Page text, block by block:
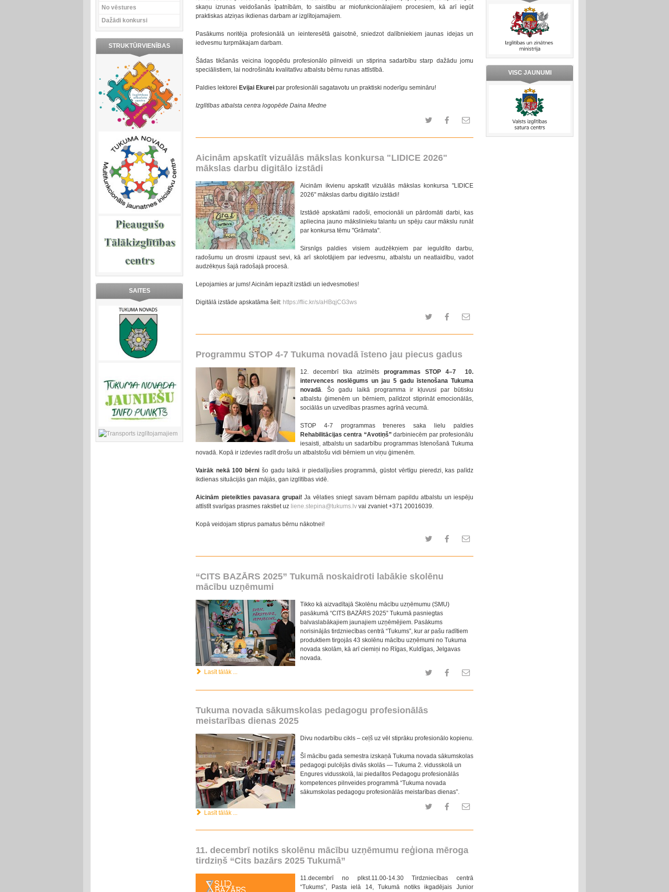
skaņu izrunas veidošanās īpatnībām, to saistību ar miofunkcionālajiem procesiem, kā arī iegūt
praktiskas atziņas ikdienas darbam ar izglītojamajiem.
Pasākums noritēja profesionālā un ieinteresētā gaisotnē, sniedzot dalībniekiem jaunas idejas un
iedvesmu turpmākajam darbam.
Šādas tikšanās veicina logopēdu profesionālo pilnveidi un stiprina sadarbību starp dažādu jomu
speciālistiem, lai nodrošinātu kvalitatīvu atbalstu bērnu runas attīstībā.
Paldies lektorei Evijai Ekurei par profesionāli sagatavotu un praktiski noderīgu semināru!
Izglītības atbalsta centra logopēde Daina Medne
Aicinām apskatīt vizuālās mākslas konkursa "LIDICE 2026"
mākslas darbu digitālo izstādi
Aicinām ikvienu apskatīt vizuālās mākslas konkursa "LIDICE
2026" mākslas darbu digitālo izstādi!
Izstādē apskatāmi radoši, emocionāli un pārdomāti darbi, kas
apliecina jauno mākslinieku talantu un spēju caur mākslu runāt
par konkursa tēmu "Grāmata".
Sirsnīgs paldies visiem audzēkņiem par ieguldīto darbu,
radošumu un drosmi izpaust sevi, kā arī skolotājiem par iedvesmu, atbalstu un neatlaidību, vadot
audzēkņus šajā radošajā procesā.
Lepojamies ar jums! Aicinām iepazīt izstādi un iedvesmoties!
Digitālā izstāde apskatāma šeit: https://flic.kr/s/aHBqjCG3ws
Programmu STOP 4-7 Tukuma novadā īsteno jau piecus gadus
12. decembrī tika atzīmēts programmas STOP 4–7 10.
intervences noslēgums un jau 5 gadu īstenošana Tukuma
novadā. Šo gadu laikā programma ir kļuvusi par būtisku
atbalstu ģimenēm un bērniem, palīdzot stiprināt emocionālās,
sociālās un uzvedības prasmes agrīnā vecumā.
STOP 4-7 programmas treneres saka lielu paldies
Rehabilitācijas centra “Avotiņš” darbiniecēm par profesionālu
iesaisti, atbalstu un sadarbību programmas īstenošanā Tukuma
novadā. Kopā ir izdevies radīt drošu un atbalstošu vidi bērniem un viņu ģimenēm.
Vairāk nekā 100 bērni šo gadu laikā ir piedalījušies programmā, gūstot vērtīgu pieredzi, kas palīdz
ikdienas situācijās gan mājās, gan izglītības vidē.
Aicinām pieteikties pavasara grupai! Ja vēlaties sniegt savam bērnam papildu atbalstu un iespēju
attīstīt svarīgas prasmes rakstiet uz liene.stepina@tukums.lv vai zvaniet +371 20016039.
Kopā veidojam stiprus pamatus bērnu nākotnei!
“CITS BAZĀRS 2025” Tukumā noskaidroti labākie skolēnu
mācību uzņēmumi
Tikko kā aizvadītajā Skolēnu mācību uzņēmumu (SMU)
pasākumā “CITS BAZĀRS 2025” Tukumā pasniegtas
balvaslabākajiem jaunajiem uzņēmējiem. Pasākums
norisinājās tirdzniecības centrā “Tukums”, kur ar pašu radītiem
produktiem tirgojās 43 skolēnu mācību uzņēmumi no Tukuma
novada skolām, kā arī ciemiņi no Rīgas, Kuldīgas, Jelgavas
novada.
Lasīt tālāk ...
Tukuma novada sākumskolas pedagogu profesionālās
meistarības dienas 2025
Divu nodarbību cikls – ceļš uz vēl stiprāku profesionālo kopienu.
Šī mācību gada semestra izskaņā Tukuma novada sākumskolas
pedagogi pulcējās divās skolās — Tukuma 2. vidusskolā un
Engures vidusskolā, lai piedalītos Pedagogu profesionālās
kompetences pilnveides programmā “Tukuma novada
sākumskolas pedagogu profesionālās meistarības dienas”.
Lasīt tālāk ...
11. decembrī notiks skolēnu mācību uzņēmumu reģiona mēroga
tirdziņš “Cits bazārs 2025 Tukumā”
11.decembrī no plkst.11.00-14.30 Tirdzniecības centrā
“Tukums”, Pasta ielā 14, Tukumā notiks ikgadējais Junior
No vēstures
Dažādi konkursi
STRUKTŪRVIENĪBAS
SAITES
VISC JAUNUMI